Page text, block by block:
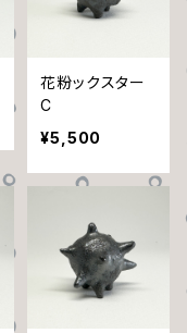
花粉ックスター
C
¥5,500